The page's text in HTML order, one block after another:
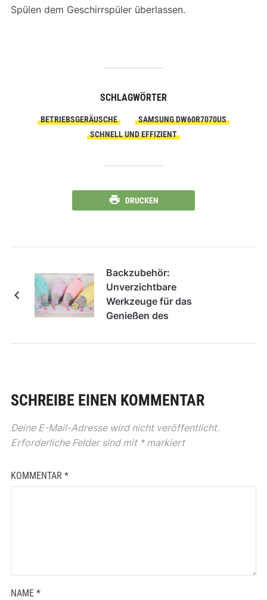
Spülen dem Geschirrspüler überlassen.
SCHLAGWÖRTER
BETRIEBSGERÄUSCHE
SAMSUNG DW60R7070US
SCHNELL UND EFFIZIENT
DRUCKEN
Backzubehör:
Unverzichtbare
Werkzeuge für das
Genießen des
SCHREIBE EINEN KOMMENTAR
Deine E-Mail-Adresse wird nicht veröffentlicht.
Erforderliche Felder sind mit *markiert
KOMMENTAR *
NAME *